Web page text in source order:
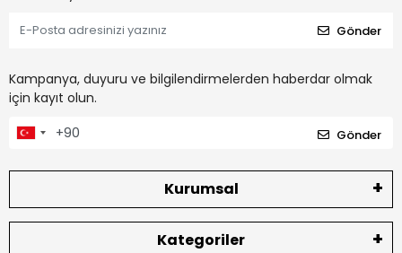
Gönder
Kampanya, duyuru ve bilgilendirmelerden haberdar olmak
için kayıt olun.
Gönder
Kurumsal
Kategoriler